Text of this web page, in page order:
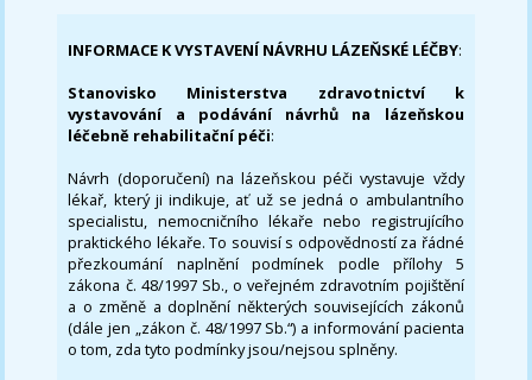
INFORMACE K VYSTAVENÍ NÁVRHU LÁZEŇSKÉ LÉČBY:
Stanovisko Ministerstva zdravotnictví k
vystavování a podávání návrhů na lázeňskou
léčebně rehabilitační péči:
Návrh (doporučení) na lázeňskou péči vystavuje vždy
lékař, který ji indikuje, ať už se jedná o ambulantního
specialistu, nemocničního lékaře nebo registrujícího
praktického lékaře. To souvisí s odpovědností za řádné
přezkoumání naplnění podmínek podle přílohy 5
zákona č. 48/1997 Sb., o veřejném zdravotním pojištění
a o změně a doplnění některých souvisejících zákonů
(dále jen „zákon č. 48/1997 Sb.“) a informování pacienta
o tom, zda tyto podmínky jsou/nejsou splněny.